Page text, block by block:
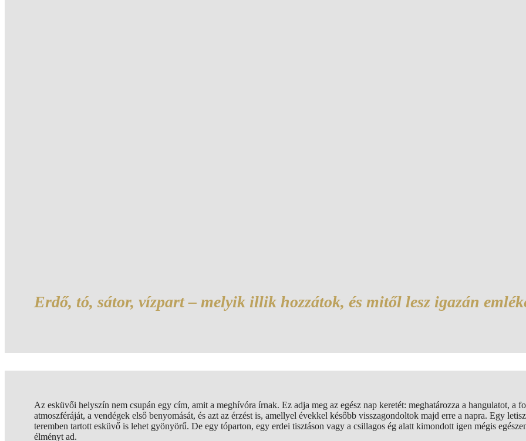
Erdő, tó, sátor, vízpart – melyik illik hozzátok, és mitől lesz igazán
Az esküvői helyszín nem csupán egy cím, amit a meghívóra írnak. Ez adja meg az egész nap keretét: meghatározza a hangulatot, a
atmoszféráját, a vendégek első benyomását, és azt az érzést is, amellyel évekkel később visszagondoltok majd erre a napra. Egy
teremben tartott esküvő is lehet gyönyörű. De egy tóparton, egy erdei tisztáson vagy a csillagos ég alatt kimondott igen mégis
élményt ad.